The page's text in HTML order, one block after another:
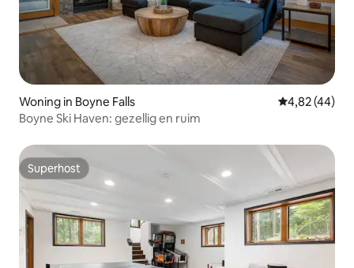
Woning in Boyne Falls Gemiddelde
4,82 (44)
Boyne Ski Haven: gezellig en ruim
Superhost
Superhost